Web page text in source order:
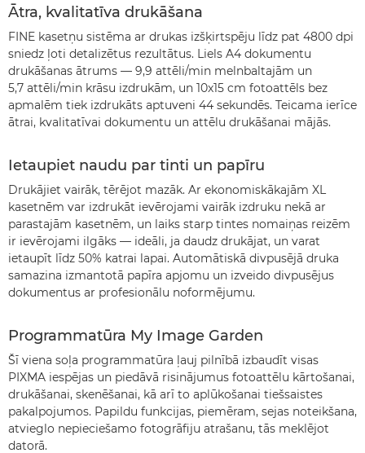
Ātra, kvalitatīva drukāšana
FINE kasetņu sistēma ar drukas izšķirtspēju līdz pat 4800 dpi
sniedz ļoti detalizētus rezultātus. Liels A4 dokumentu
drukāšanas ātrums — 9,9 attēli/min melnbaltajām un
5,7 attēli/min krāsu izdrukām, un 10x15 cm fotoattēls bez
apmalēm tiek izdrukāts aptuveni 44 sekundēs. Teicama ierīce
ātrai, kvalitatīvai dokumentu un attēlu drukāšanai mājās.
Ietaupiet naudu par tinti un papīru
Drukājiet vairāk, tērējot mazāk. Ar ekonomiskākajām XL
kasetnēm var izdrukāt ievērojami vairāk izdruku nekā ar
parastajām kasetnēm, un laiks starp tintes nomaiņas reizēm
ir ievērojami ilgāks — ideāli, ja daudz drukājat, un varat
ietaupīt līdz 50% katrai lapai. Automātiskā divpusējā druka
samazina izmantotā papīra apjomu un izveido divpusējus
dokumentus ar profesionālu noformējumu.
Programmatūra My Image Garden
Šī viena soļa programmatūra ļauj pilnībā izbaudīt visas
PIXMA iespējas un piedāvā risinājumus fotoattēlu kārtošanai,
drukāšanai, skenēšanai, kā arī to aplūkošanai tiešsaistes
pakalpojumos. Papildu funkcijas, piemēram, sejas noteikšana,
atvieglo nepieciešamo fotogrāfiju atrašanu, tās meklējot
datorā.